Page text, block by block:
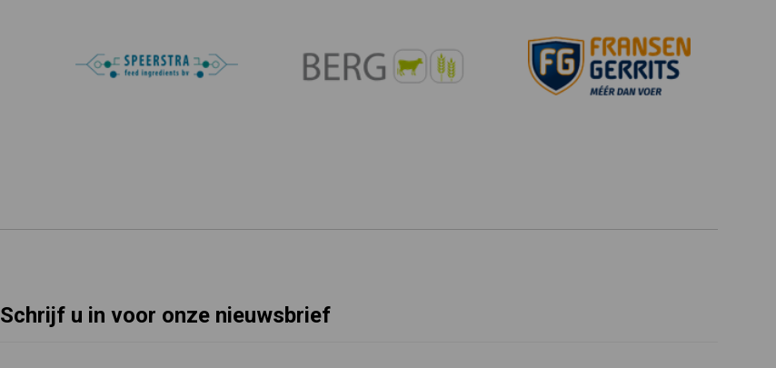
Schrijf u in voor onze nieuwsbrief